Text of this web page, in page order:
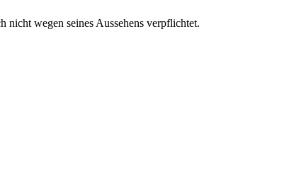
wegen seines Aussehens verpflichtet.